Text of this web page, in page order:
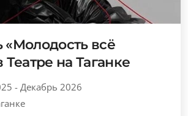
«Молодость всё
Театре на Таганке
- Декабрь 2026